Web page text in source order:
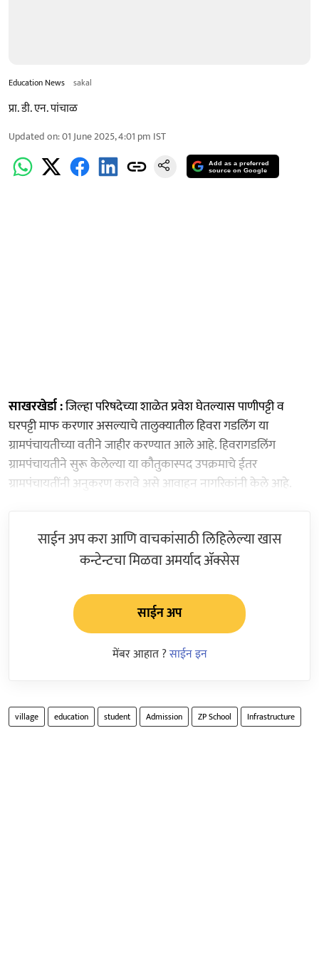
Education News sakal
प्रा. डी. एन. पांचाळ
Updated on:01 June 2025, 4:01 pm IST
Add as a preferred
source on Google
साखरखेर्डा :जिल्हा परिषदेच्या शाळेत प्रवेश घेतल्यास पाणीपट्टी व
घरपट्टी माफ करणार असल्याचे तालुक्यातील हिवरा गडलिंग या
ग्रामपंचायतीच्या वतीने जाहीर करण्यात आले आहे. हिवरागडलिंग
ग्रामपंचायतीने सुरू केलेल्या या कौतुकास्पद उपक्रमाचे ईतर
ग्रामपंचायतींनी अनुकरण करावे असे आवाहन नागरिकांनी केले आहे.
साईन अप करा आणि वाचकांसाठी लिहिलेल्या खास
कन्टेन्टचा मिळवा अमर्याद ॲक्सेस
साईन अप
मेंबर आहात ?साईन इन
village education student Admission ZP School Infrastructure